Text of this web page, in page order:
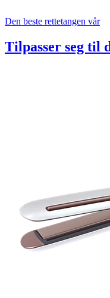
Den beste rettetangen vår
Tilpasser seg til